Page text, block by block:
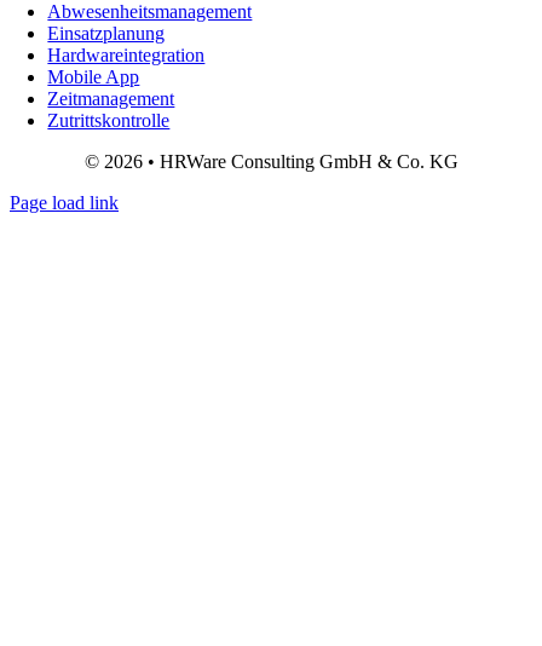
Abwesenheitsmanagement
Einsatzplanung
Hardwareintegration
Mobile App
Zeitmanagement
Zutrittskontrolle
© 2026 • HRWare Consulting GmbH & Co. KG
Page load link